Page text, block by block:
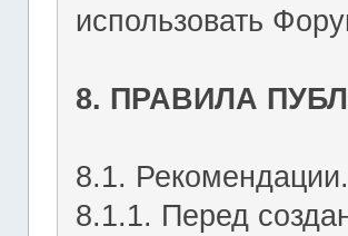
использовать
8. ПРАВИЛА
8.1. Рекомендации.
8.1.1. Перед